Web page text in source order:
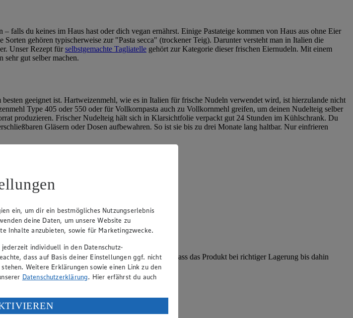
– falls du keines im Haus hast oder dich vegan ernährst. Einige Pastateige kommen von Haus aus ohne Eier
gehören typischerweise zur "Pasta secca" (trockener Teig). Darunter versteht man in Italien die
Unser Rezept fürselbstgemachte Tagliatelle gehört zur Kategorie dieser frischen Eiernudeln. Mit einem
gut selber machen.
geeignet ist. Hartweizenmehl, wie es in Italien für frische Nudeln verwendet wird, ist hierzulande nicht
Type 405 oder 550 oder für Vollkornpasta auch zu Vollkornmehl greifen, um deinen Nudelteig selber
produzieren. Frischer Nudelteig hält sich in Klarsichtfolie verpackt gut 24 Stunden im Kühlschrank. Du
Gläsern oder Dosen aufbewahren. So ist sie bis zu drei Monate lang haltbar. Nur einfrieren
Mindesthaltbarkeitsdatum garantiert vom Hersteller, dass das Produkt bei richtiger Lagerung bis dahin
ein, um dir ein bestmögliches Nutzungserlebnis
deine Daten, um unsere Website zu
Inhalte anzubieten, sowie für Marketingzwecke.
individuell in den Datenschutz-
dass auf Basis deiner Einstellungen ggf. nicht
Weitere Erklärungen sowie einen Link zu den
Datenschutzerklärung. Hier erfährst du auch
in den USA durch Facebook und YouTube: